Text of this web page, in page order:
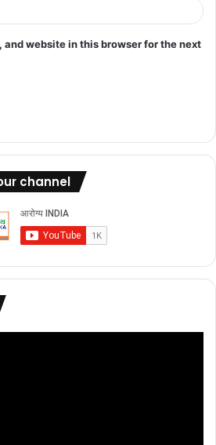
and website in this browser for the next
channel